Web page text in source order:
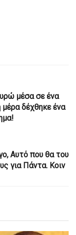
μέσα σε ένα
δέχθηκε ένα
Αυτό που θα του
για Πάντα. Κοιν